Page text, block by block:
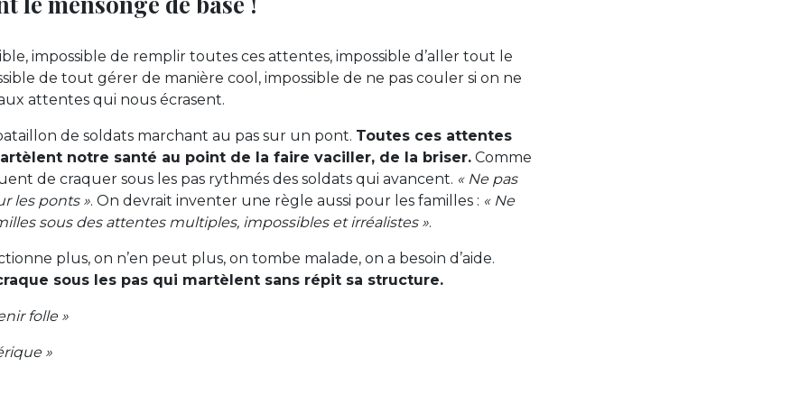
impossible de remplir toutes ces attentes, impossible d’aller tout le
de tout gérer de manière cool, impossible de ne pas couler si on ne
attentes qui nous écrasent.
de soldats marchant au pas sur un pont. Toutes ces attentes
notre santé au point de la faire vaciller, de la briser. Comme
de craquer sous les pas rythmés des soldats qui avancent. « Ne pas
les ponts ». On devrait inventer une règle aussi pour les familles : « Ne
sous des attentes multiples, impossibles et irréalistes ».
plus, on n’en peut plus, on tombe malade, on a besoin d’aide.
sous les pas qui martèlent sans répit sa structure.
folle »
»